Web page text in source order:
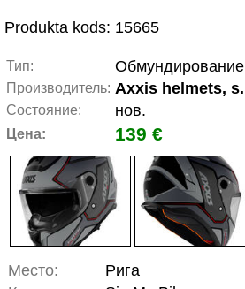
Produkta kods: 15665
Тип: Обмундирование
Производитель: Axxis helmets, s.
Состояние: нов.
Цена: 139 €
Место:
Рига